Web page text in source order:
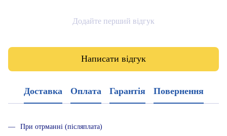
Додайте перший відгук
Написати відгук
Доставка Оплата Гарантія Повернення
При отрманні (післяплата)